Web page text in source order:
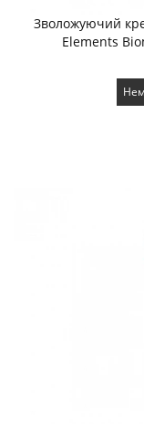
Зволожуючий
Elements